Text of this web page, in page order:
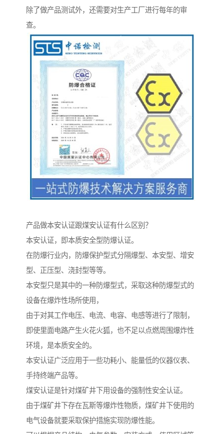
除了做产品测试外，还需要对生产工厂进行每年的审
查。
产品做本安认证跟煤安认证有什么区别？
本安认证，即本质安全型防爆认证。
在防爆行业内，防爆保护型式分隔爆型、本安型、增安
型、正压型、浇封型等等。
本安型只是其中的一种防爆型式，采取这种防爆型式的
设备在爆炸性场所使用，
由于对其工作电压、电流、电容、电感等进行了限制，
即使里面电路产生火花火狐，也不足以点燃周围爆炸性
环境，是本质安全的。
本安认证广泛应用于一些功耗小、能量低的仪器仪表、
手持终端产品等。
煤安认证是针对煤矿井下用设备的强制性安全认证。
由于煤矿井下存在瓦斯等爆炸性物质，煤矿井下使用的
电气设备就要采取保护措施实现防爆性能。